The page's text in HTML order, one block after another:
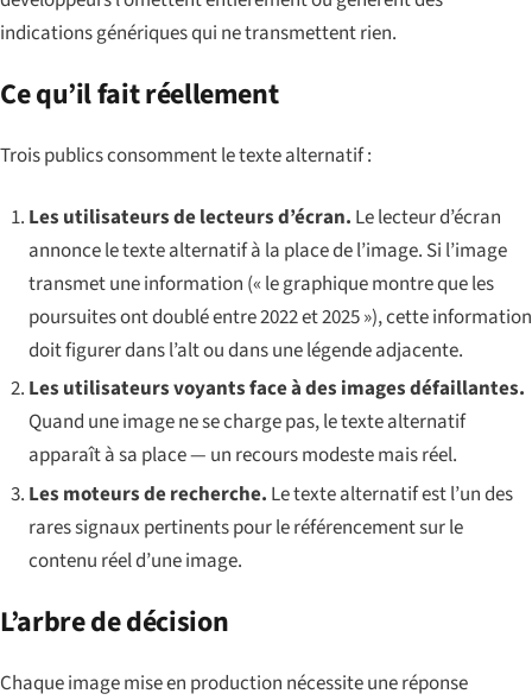
indications génériques qui ne transmettent rien.
Ce qu’il fait réellement
Trois publics consomment le texte alternatif :
Les utilisateurs de lecteurs d’écran. Le lecteur d’écran
annonce le texte alternatif à la place de l’image. Si l’image
transmet une information (« le graphique montre que les
poursuites ont doublé entre 2022 et 2025 »), cette information
doit figurer dans l’alt ou dans une légende adjacente.
Les utilisateurs voyants face à des images défaillantes.
Quand une image ne se charge pas, le texte alternatif
apparaît à sa place — un recours modeste mais réel.
Les moteurs de recherche. Le texte alternatif est l’un des
rares signaux pertinents pour le référencement sur le
contenu réel d’une image.
L’arbre de décision
Chaque image mise en production nécessite une réponse